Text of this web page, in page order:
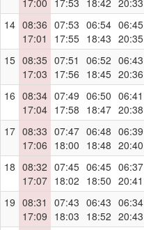
17:00 17:53 18:42 20:33
14 08:36
17:01
07:53
17:55
06:54
18:43
06:45
20:35
15 08:35
17:03
07:51
17:56
06:52
18:45
06:43
20:36
16 08:34
17:04
07:49
17:58
06:50
18:47
06:41
20:38
17 08:33
17:06
07:47
18:00
06:48
18:48
06:39
20:40
18 08:32
17:07
07:45
18:02
06:45
18:50
06:37
20:41
19 08:31
17:09
07:43
18:03
06:43
18:52
06:34
20:43